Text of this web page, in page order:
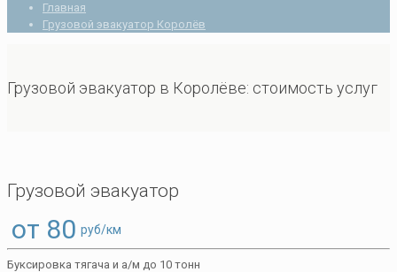
Главная
Грузовой эвакуатор Королёв
Грузовой эвакуатор в Королёве: стоимость услуг
Грузовой эвакуатор
от 80 руб/км
Буксировка тягача и а/м до 10 тонн